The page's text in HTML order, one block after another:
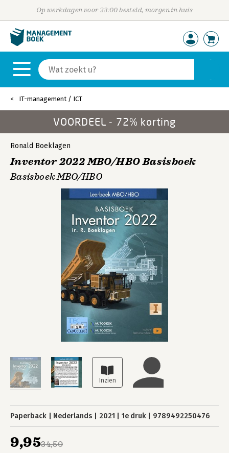
Op werkdagen voor 23:00 besteld, morgen in huis
IT-management / ICT
VOORDEEL - 72% korting
Ronald Boeklagen
Inventor 2022 MBO/HBO Basisboek
Basisboek MBO/HBO
Paperback Nederlands 2021 1e druk 9789492250476
34,50
9,95